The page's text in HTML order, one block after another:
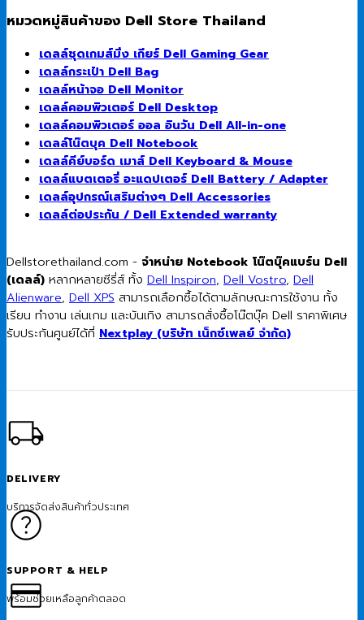
หมวดหมู่สินค้าของ Dell Store Thailand
เดลล์ชุดเกมส์มิ่ง เกียร์ Dell Gaming Gear
เดลล์กระเป๋า Dell Bag
เดลล์หน้าจอ Dell Monitor
เดลล์คอมพิวเตอร์ Dell Desktop
เดลล์คอมพิวเตอร์ ออล อินวัน Dell All-in-one
เดลล์โน๊ตบุค Dell Notebook
เดลล์คีย์บอร์ด เมาส์ Dell Keyboard & Mouse
เดลล์แบตเตอรี่ อะแดปเตอร์ Dell Battery / Adapter
เดลล์อุปกรณ์เสริมต่างๆ Dell Accessories
เดลล์ต่อประกัน / Dell Extended warranty
Dellstorethailand.com - จำหน่าย Notebook โน๊ตบุ๊คแบร์น Dell
(เดลล์) หลากหลายซีรี่ส์ ทั้ง Dell Inspiron, Dell Vostro, Dell
Alienware, Dell XPS สามารถเลือกซื้อได้ตามลักษณะการใช้งาน ทั้ง
เรียน ทำงาน เล่นเกม และบันเทิง สามารถสั่งซื้อโน๊ตบุ๊ค Dell ราคาพิเศษ
รับประกันศูนย์ได้ที่ Nextplay (บริษัท เน็กซ์เพลย์ จำกัด)
DELIVERY
บริการจัดส่งสินค้าทั่วประเทศ
SUPPORT & HELP
พร้อมช่วยเหลือลูกค้าตลอด